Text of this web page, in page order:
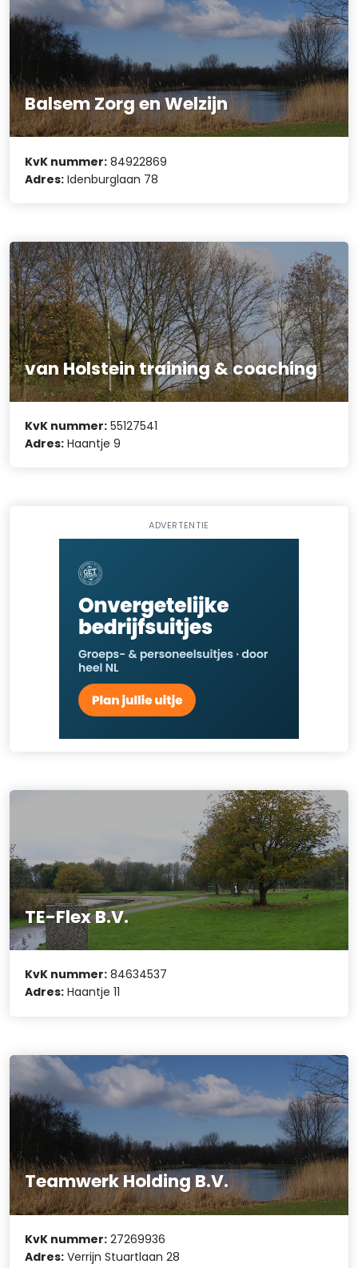
Balsem Zorg en Welzijn
KvK nummer: 84922869
Adres: Idenburglaan 78
van Holstein training & coaching
KvK nummer: 55127541
Adres: Haantje 9
ADVERTENTIE
TE-Flex B.V.
KvK nummer: 84634537
Adres: Haantje 11
Teamwerk Holding B.V.
KvK nummer: 27269936
Adres: Verrijn Stuartlaan 28